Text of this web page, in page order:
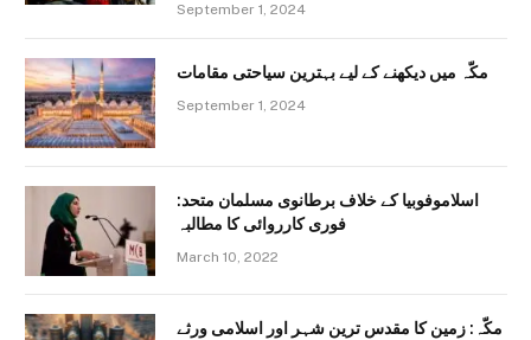
September 1, 2024
مکّہ میں دیکھنے کے لیے بہترین سیاحتی مقامات
September 1, 2024
اسلاموفوبیا کے خلاف برطانوی مسلمان متحد:
فوری کارروائی کا مطالبہ
March 10, 2022
مکّہ: زمین کا مقدس ترین شہر اور اسلامی ورثے